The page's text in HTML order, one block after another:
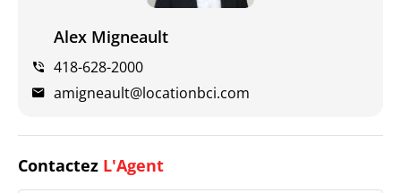
Alex Migneault
418-628-2000
amigneault@locationbci.com
Contactez L'Agent